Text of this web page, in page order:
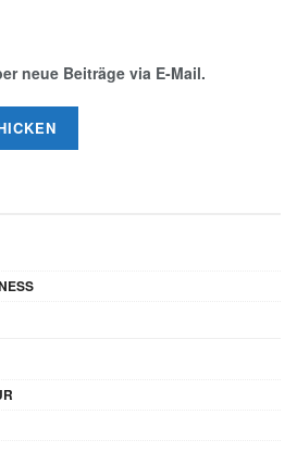
neue Beiträge via E-Mail.